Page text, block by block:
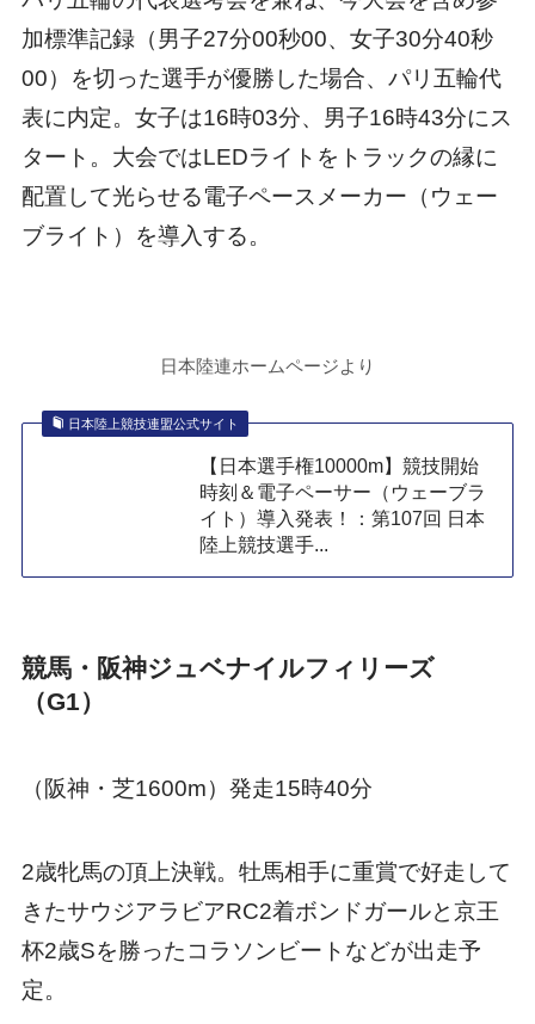
加標準記録（男子27分00秒00、女子30分40秒
00）を切った選手が優勝した場合、パリ五輪代
表に内定。女子は16時03分、男子16時43分にス
タート。大会ではLEDライトをトラックの縁に
配置して光らせる電子ペースメーカー（ウェー
ブライト）を導入する。
日本陸連ホームページより
日本陸上競技連盟公式サイト
【日本選手権10000m】競技開始
時刻＆電子ペーサー（ウェーブラ
イト）導入発表！：第107回 日本
陸上競技選手...
競馬・阪神ジュベナイルフィリーズ
（G1）
（阪神・芝1600m）発走15時40分
2歳牝馬の頂上決戦。牡馬相手に重賞で好走して
きたサウジアラビアRC2着ボンドガールと京王
杯2歳Sを勝ったコラソンビートなどが出走予
定。